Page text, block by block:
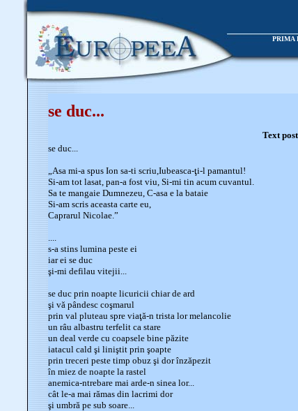
PRIMA
se duc...
Text
se duc...
„Asa mi-a spus Ion sa-ti scriu,Iubeasca-ţi-l pamantul!
Si-am tot lasat, pan-a fost viu, Si-mi tin acum cuvantul.
Sa te mangaie Dumnezeu, C-asa e la bataie
Si-am scris aceasta carte eu,
Caprarul Nicolae.”
....
s-a stins lumina peste ei
iar ei se duc
şi-mi defilau vitejii...
se duc prin noapte licuricii chiar de ard
şi vă pândesc coşmarul
prin val pluteau spre viaţă-n trista lor melancolie
un râu albastru terfelit ca stare
un deal verde cu coapsele bine păzite
iatacul cald şi liniştit prin şoapte
prin treceri peste timp obuz şi dor înzăpezit
în miez de noapte la rastel
anemica-ntrebare mai arde-n sinea lor...
cât le-a mai rămas din lacrimi dor
şi umbră pe sub soare...